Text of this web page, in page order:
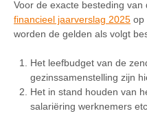
Voor de exacte besteding
financieel jaarverslag 2025 op
worden de gelden als volgt
Het leefbudget van de
gezinssamenstelling zijn
Het in stand houden van
salariëring werknemers